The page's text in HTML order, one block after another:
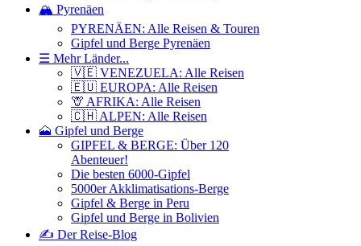
🏔️ Pyrenäen
PYRENÄEN: Alle Reisen & Touren
Gipfel und Berge Pyrenäen
☰ Mehr Länder...
🇻🇪 VENEZUELA: Alle Reisen
🇪🇺 EUROPA: Alle Reisen
🦒 AFRIKA: Alle Reisen
🇨🇭 ALPEN: Alle Reisen
🗻 Gipfel und Berge
GIPFEL & BERGE: Über 120
Abenteuer!
Die besten 6000-Gipfel
5000er Akklimatisations-Berge
Gipfel & Berge in Peru
Gipfel und Berge in Bolivien
✍️ Der Reise-Blog